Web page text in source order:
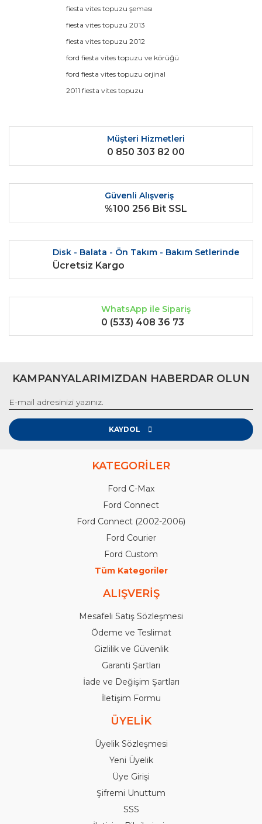
Yorum Yaz
Gönder
fiesta vites topuzu şeması
fiesta vites topuzu 2013
fiesta vites topuzu 2012
ford fiesta vites topuzu ve körüğü
ford fiesta vites topuzu orjinal
2011 fiesta vites topuzu
Müşteri Hizmetleri
0 850 303 82 00
Güvenli Alışveriş
%100 256 Bit SSL
Disk - Balata - Ön Takım - Bakım Setlerinde
Ücretsiz Kargo
WhatsApp ile Sipariş
0 (533) 408 36 73
KAMPANYALARIMIZDAN HABERDAR OLUN
KAYDOL
KATEGORİLER
Ford C-Max
Ford Connect
Ford Connect (2002-2006)
Ford Courier
Ford Custom
Tüm Kategoriler
ALIŞVERİŞ
Mesafeli Satış Sözleşmesi
Ödeme ve Teslimat
Gizlilik ve Güvenlik
Garanti Şartları
İade ve Değişim Şartları
İletişim Formu
ÜYELİK
Üyelik Sözleşmesi
Yeni Üyelik
Üye Girişi
Şifremi Unuttum
SSS